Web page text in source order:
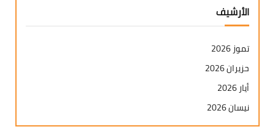
الأرشيف
تموز 2026
حزيران 2026
أيار 2026
نيسان 2026
آذار 2026